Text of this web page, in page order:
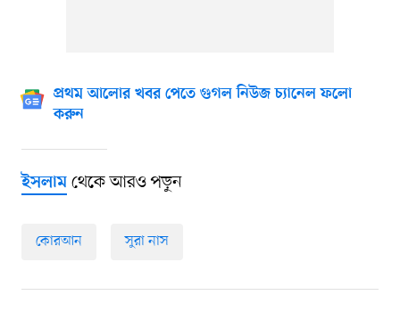
প্রথম আলোর খবর পেতে গুগল নিউজ চ্যানেল ফলো
করুন
ইসলামথেকে আরও পড়ুন
কোরআন সুরা নাস